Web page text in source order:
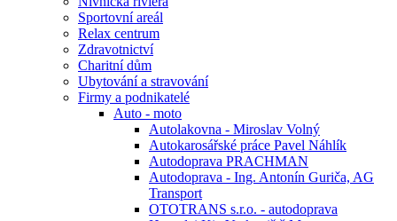
Sportovní areál
Relax centrum
Zdravotnictví
Charitní dům
Ubytování a stravování
Firmy a podnikatelé
Auto - moto
Autolakovna - Miroslav Volný
Autokarosářské práce Pavel Náhlík
Autodoprava PRACHMAN
Autodoprava - Ing. Antonín Guriča, AG
Transport
OTOTRANS s.r.o. - autodoprava